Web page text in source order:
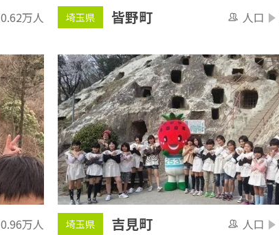
0.62万人 埼玉県 皆野町 人口
0.96万人 埼玉県 吉見町 人口